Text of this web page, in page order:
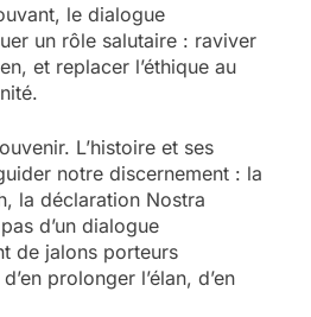
le dialogue
un rôle salutaire : raviver
et replacer l’éthique au
L’histoire et ses
notre discernement : la
la déclaration Nostra
d’un dialogue
de jalons porteurs
prolonger l’élan, d’en